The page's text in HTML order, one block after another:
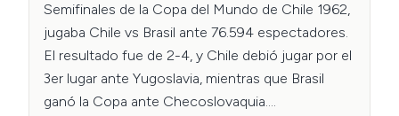
Semifinales de la Copa del Mundo de Chile 1962,
jugaba Chile vs Brasil ante 76.594 espectadores.
El resultado fue de 2-4, y Chile debió jugar por el
3er lugar ante Yugoslavia, mientras que Brasil
ganó la Copa ante Checoslovaquia.